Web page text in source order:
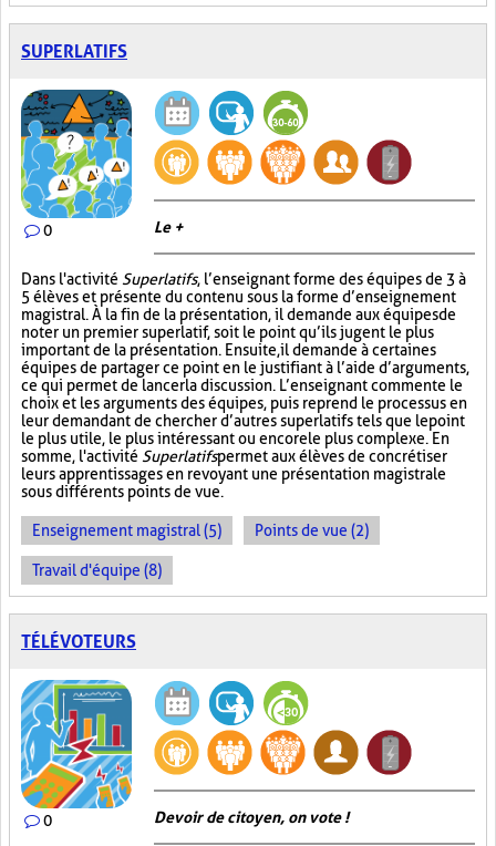
SUPERLATIFS
0 Le +
Dans l'activité Superlatifs, l’enseignant forme des équipes de 3 à
5 élèves et présente du contenu sous la forme d’enseignement
magistral. À la fin de la présentation, il demande aux équipes de
noter un premier superlatif, soit le point qu’ils jugent le plus
important de la présentation. Ensuite, il demande à certaines
équipes de partager ce point en le justifiant à l’aide d’arguments,
ce qui permet de lancer la discussion. L’enseignant commente le
choix et les arguments des équipes, puis reprend le processus en
leur demandant de chercher d’autres superlatifs tels que le point
le plus utile, le plus intéressant ou encore le plus complexe. En
somme, l'activité Superlatifspermet aux élèves de concrétiser
leurs apprentissages en revoyant une présentation magistrale
sous différents points de vue.
Enseignement magistral (5) Points de vue (2)
Travail d'équipe (8)
TÉLÉVOTEURS
0 Devoir de citoyen, on vote !